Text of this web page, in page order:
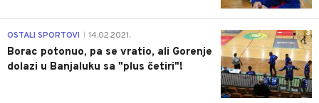
3
OSTALI SPORTOVI 14.02.2021.
Borac potonuo, pa se vratio, ali Gorenje
dolazi u Banjaluku sa "plus četiri"!